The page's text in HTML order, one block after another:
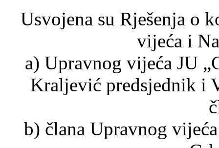
Usvojena su Rješenja o
vijeća i
a) Upravnog vijeća JU
Kraljević predsjednik i
b) člana Upravnog